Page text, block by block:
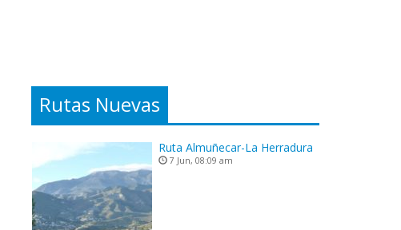
Rutas Nuevas
Ruta Almuñecar-La Herradura
7 Jun, 08:09 am